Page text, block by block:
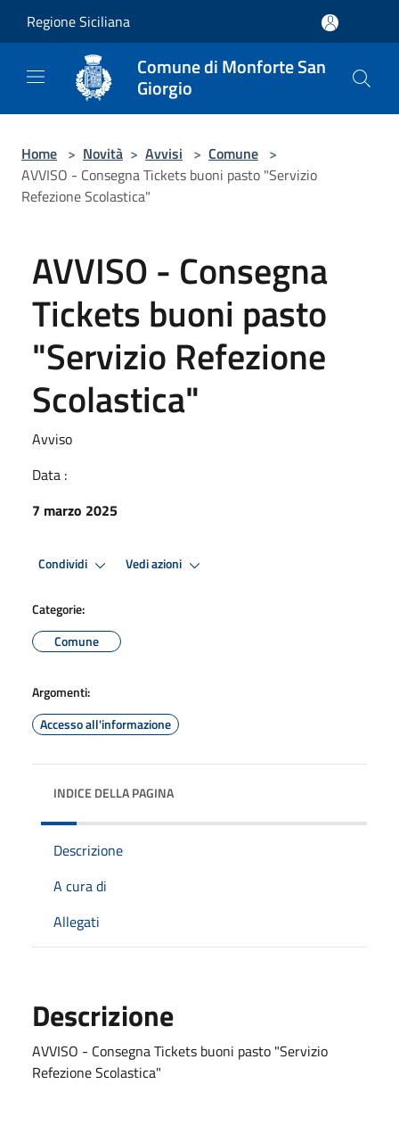
Regione Siciliana
Comune di Monforte San
Giorgio
Home > Novità > Avvisi > Comune >
AVVISO - Consegna Tickets buoni pasto "Servizio
Refezione Scolastica"
AVVISO - Consegna
Tickets buoni pasto
"Servizio Refezione
Scolastica"
Avviso
Data :
7 marzo 2025
Condividi Vedi azioni
Categorie:
Comune
Argomenti:
Accesso all'informazione
INDICE DELLA PAGINA
Descrizione
A cura di
Allegati
Descrizione
AVVISO - Consegna Tickets buoni pasto "Servizio
Refezione Scolastica"